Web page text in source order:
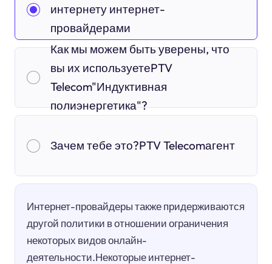
интернету интернет-
провайдерами
Как мы можем быть уверены, что
вы их используетеPTV
Telecom"Индуктивная
полиэнергетика"?
Зачем тебе это?PTV Telecomагент
Интернет-провайдеры также придерживаются
другой политики в отношении ограничения
некоторых видов онлайн-
деятельности.Некоторые интернет-